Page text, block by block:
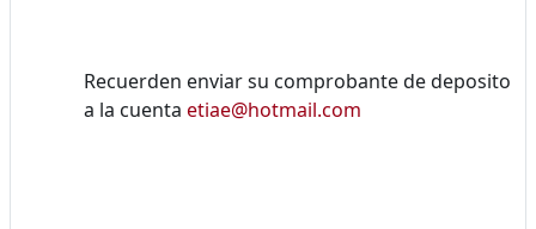
Recuerden enviar su comprobante de deposito
a la cuenta etiae@hotmail.com